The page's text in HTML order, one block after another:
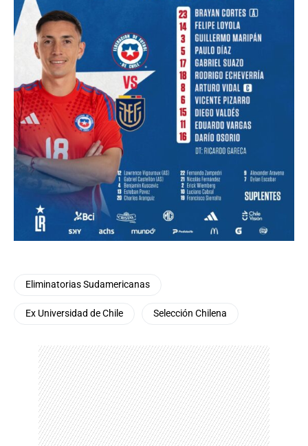
Eliminatorias Sudamericanas
Ex Universidad de Chile Selección Chilena